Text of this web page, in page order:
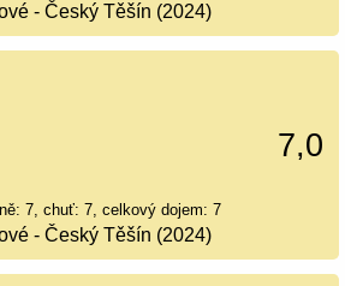
- Český Těšín (2024)
7,0
7, chuť: 7, celkový dojem: 7
- Český Těšín (2024)